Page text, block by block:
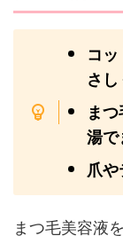
コ
さ
ま
湯で
爪
まつ毛美容液